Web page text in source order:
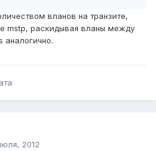
вланов на транзите,
mstp, раскидывая вланы между
аналогично.
2012